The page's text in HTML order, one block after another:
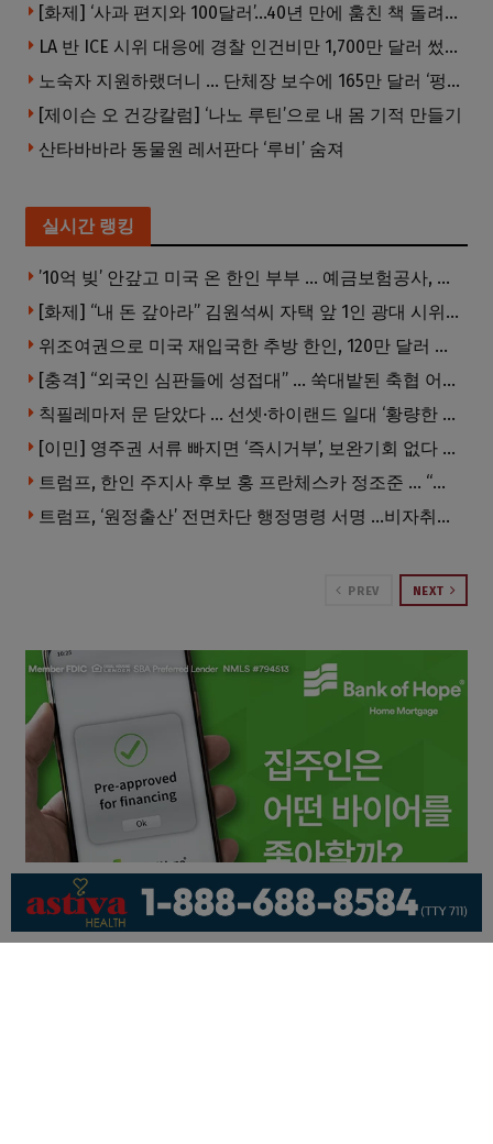
[화제] ‘사과 편지와 100달러’…40년 만에 훔친 책 돌려준 절도범
LA 반 ICE 시위 대응에 경찰 인건비만 1,700만 달러 썼다.
노숙자 지원하랬더니 … 단체장 보수에 165만 달러 ‘펑펑’
[제이슨 오 건강칼럼] ‘나노 루틴’으로 내 몸 기적 만들기
산타바바라 동물원 레서판다 ‘루비’ 숨져
실시간 랭킹
’10억 빚’ 안갚고 미국 온 한인 부부 … 예금보험공사, 미국서 소송
[화제] “내 돈 갚아라” 김원석씨 자택 앞 1인 광대 시위 … 한인 투자사, “108만 달러 못받아”
위조여권으로 미국 재입국한 추방 한인, 120만 달러 은행 사기 행각
[충격] “외국인 심판들에 성접대” … 쑥대밭된 축협 어디까지 추락하나
칙필레마저 문 닫았다 … 선셋·하이랜드 일대 ‘황량한 거리’로
[이민] 영주권 서류 빠지면 ‘즉시거부’, 보완기회 없다 … 이민심사 8월부터 확 바뀐다
트럼프, 한인 주지사 후보 홍 프란체스카 정조준 … “미치광이다”
트럼프, ‘원정출산’ 전면차단 행정명령 서명 …비자취소·입국금지·추방까지
PREV NEXT